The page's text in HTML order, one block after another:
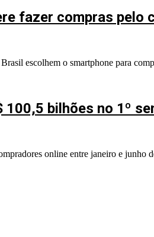
fazer compras pelo
escolhem o smartphone para
bilhões no 1º
online entre janeiro e junho